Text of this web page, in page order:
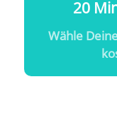
20
Wähle